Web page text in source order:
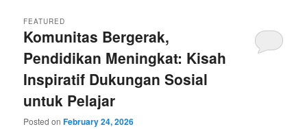
Komunitas Bergerak,
Pendidikan Meningkat: Kisah
Inspiratif Dukungan Sosial
untuk Pelajar
FEATURED
Posted onFebruary 24, 2026